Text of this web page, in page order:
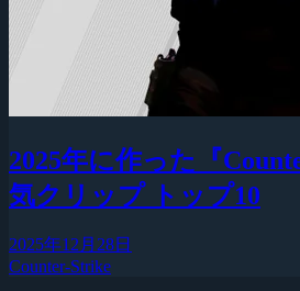
2025年に作った『
気クリップ トップ10
2025年12月28日
Counter-Strike